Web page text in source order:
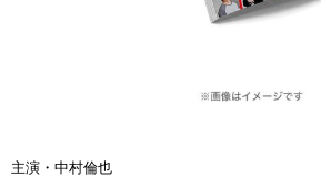
主演・中村倫也